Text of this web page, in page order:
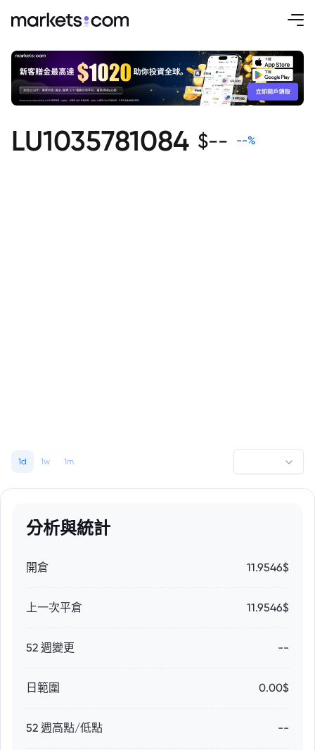
LU1035781084 $-- --%
1d 1w 1m
分析與統計
開倉 11.9546$
上一次平倉 11.9546$
52 週變更 --
日範圍 0.00$
52 週高點/低點 --